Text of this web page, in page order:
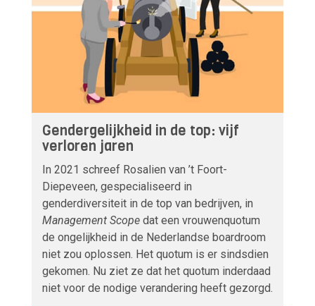
Gendergelijkheid in de top: vijf
verloren jaren
In 2021 schreef Rosalien van ’t Foort-
Diepeveen, gespecialiseerd in
genderdiversiteit in de top van bedrijven, in
Management Scope dat een vrouwenquotum
de ongelijkheid in de Nederlandse boardroom
niet zou oplossen. Het quotum is er sindsdien
gekomen. Nu ziet ze dat het quotum inderdaad
niet voor de nodige verandering heeft gezorgd.